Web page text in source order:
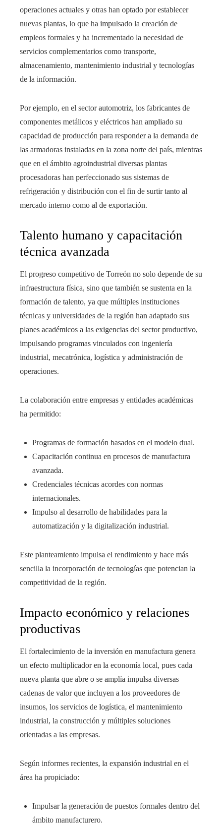
operaciones actuales y otras han optado por establecer
nuevas plantas, lo que ha impulsado la creación de
empleos formales y ha incrementado la necesidad de
servicios complementarios como transporte,
almacenamiento, mantenimiento industrial y tecnologías
de la información.
Por ejemplo, en el sector automotriz, los fabricantes de
componentes metálicos y eléctricos han ampliado su
capacidad de producción para responder a la demanda de
las armadoras instaladas en la zona norte del país, mientras
que en el ámbito agroindustrial diversas plantas
procesadoras han perfeccionado sus sistemas de
refrigeración y distribución con el fin de surtir tanto al
mercado interno como al de exportación.
Talento humano y capacitación
técnica avanzada
El progreso competitivo de Torreón no solo depende de su
infraestructura física, sino que también se sustenta en la
formación de talento, ya que múltiples instituciones
técnicas y universidades de la región han adaptado sus
planes académicos a las exigencias del sector productivo,
impulsando programas vinculados con ingeniería
industrial, mecatrónica, logística y administración de
operaciones.
La colaboración entre empresas y entidades académicas
ha permitido:
Programas de formación basados en el modelo dual.
Capacitación continua en procesos de manufactura
avanzada.
Credenciales técnicas acordes con normas
internacionales.
Impulso al desarrollo de habilidades para la
automatización y la digitalización industrial.
Este planteamiento impulsa el rendimiento y hace más
sencilla la incorporación de tecnologías que potencian la
competitividad de la región.
Impacto económico y relaciones
productivas
El fortalecimiento de la inversión en manufactura genera
un efecto multiplicador en la economía local, pues cada
nueva planta que abre o se amplía impulsa diversas
cadenas de valor que incluyen a los proveedores de
insumos, los servicios de logística, el mantenimiento
industrial, la construcción y múltiples soluciones
orientadas a las empresas.
Según informes recientes, la expansión industrial en el
área ha propiciado:
Impulsar la generación de puestos formales dentro del
ámbito manufacturero.